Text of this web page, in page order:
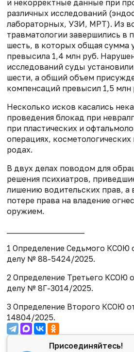
и некорректные данные при
различных исследований
лабораторных, УЗИ, МРТ). Из
травматологии завершились в
шесть, в которых общая сумма
превысила 1,4 млн руб.
исследований суды
шести, а общий объем
компенсаций превысил 1,5 млн
Несколько исков касались
проведения блокад при
при пластических и
операциях,
родах.
В двух делах поводом для
решения психиатров,
лишению водительских прав, а
потере права на владение
оружием.
1 Определение Седьмого КСОЮ
делу № 88-5424/2025.
2 Определение Третьего КСОЮ
делу № 8Г-3014/2025.
3 Определение Второго КСОЮ
14804/2025.
Присоединяйтесь!